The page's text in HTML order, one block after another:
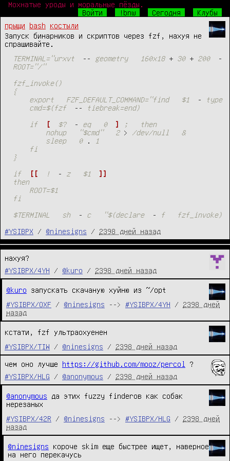
Мохнатые уроды и моральные пёзды.
Войти
!bnw Сегодня
Клубы
прыщи
bash
костыли
Запуск бинарников и скриптов через fzf, нахуя не
спрашивайте.
TERMINAL="urxvt
- - geometry 160x18 + 30 + 200 -
ROOT="/"
fzf_invoke()
{
export
FZF_DEFAULT_COMMAND="find $1 -
type
cmd=$(fzf
- -
tiebreak=end)
if
[ $? - eq 0 ] ;
then
nohup
"$cmd" 2 > /dev/null
&
sleep
0
1
fi
}
if
[ [ ! - z $1 ] ]
then
ROOT=$1
fi
$TERMINAL
sh - c "$(declare - f
fzf_invoke)
#YSIBPX
/ @ninesigns / 2398 дней назад
нахуя?
#YSIBPX/4YH
/ @kuro / 2398 дней назад
@kuro запускать скачаную хуйню из ~/opt
#YSIBPX/OXF
/ @ninesigns --> #YSIBPX/4YH / 2398 дней
назад
кстати, fzf ультраохуенен
#YSIBPX/TIW
/ @ninesigns / 2398 дней назад
чем оно лучше https://github.com/mooz/percol
?
#YSIBPX/HLG
/ @anonymous / 2398 дней назад
@anonymous да этих fuzzy finderов как собак
нерезаных
#YSIBPX/42R
/ @ninesigns --> #YSIBPX/HLG / 2398 дней
назад
@ninesigns короче skim еще быстрее ищет, наверное
на него перекачусь